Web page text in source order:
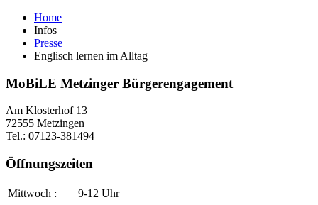
Home
Infos
Presse
Englisch lernen im Alltag
MoBiLE Metzinger Bürgerengagement
Am Klosterhof 13
72555 Metzingen
Tel.: 07123-381494
Öffnungszeiten
Mittwoch :
9-12 Uhr